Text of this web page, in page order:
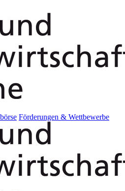
Förderungen & Wettbewerbe